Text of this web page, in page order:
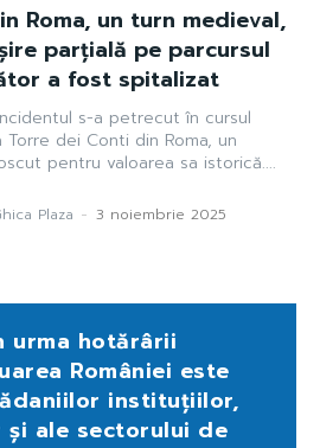
Roma, un turn medieval,
parțială pe parcursul
a fost spitalizat
s-a petrecut în cursul
dei Conti din Roma, un
pentru valoarea sa istorică....
Plaza - 3 noiembrie 2025
urma hotărârii
României este
instituțiilor,
ale sectorului de